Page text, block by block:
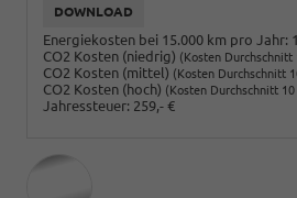
DOWNLOAD
Energiekosten bei 15.000 km pro Jahr:
CO2 Kosten (niedrig) (Kosten Durchschnitt
CO2 Kosten (mittel) (Kosten Durchschnitt
CO2 Kosten (hoch) (Kosten Durchschnitt
Jahressteuer: 259,- €